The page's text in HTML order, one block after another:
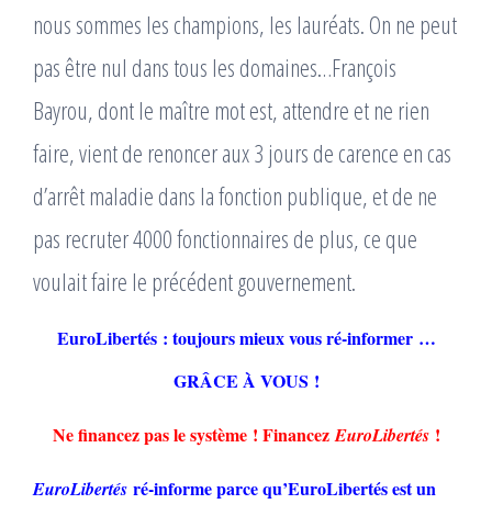
nous sommes les champions, les lauréats. On ne peut
pas être nul dans tous les domaines…François
Bayrou, dont le maître mot est, attendre et ne rien
faire, vient de renoncer aux 3 jours de carence en cas
d’arrêt maladie dans la fonction publique, et de ne
pas recruter 4000 fonctionnaires de plus, ce que
voulait faire le précédent gouvernement.
EuroLibertés : toujours mieux vous ré-informer …
GRÂCE À VOUS !
Ne financez pas le système ! FinancezEuroLibertés !
EuroLibertés ré-informe parce qu’EuroLibertés est un